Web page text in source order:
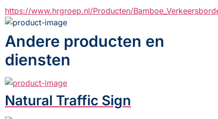
https://www.hrgroep.nl/Producten/
Andere producten en
diensten
Natural Traffic Sign